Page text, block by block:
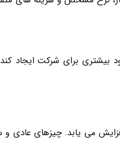
بیشتری برای شرکت ایجاد
می یابد. چیزهای عادی و